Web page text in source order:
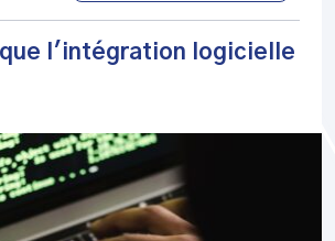
l'intégration logicielle